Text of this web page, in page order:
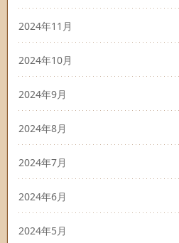
2024年11月
2024年10月
2024年9月
2024年8月
2024年7月
2024年6月
2024年5月